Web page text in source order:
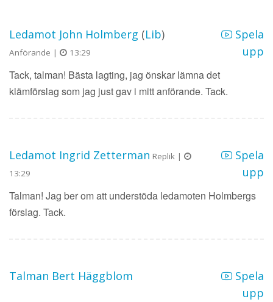
Ledamot John Holmberg (Lib)
Anförande | 13:29
Spela
upp
Tack, talman! Bästa lagting, jag önskar lämna det
klämförslag som jag just gav i mitt anförande. Tack.
Ledamot Ingrid Zetterman Replik |
13:29
Spela
upp
Talman! Jag ber om att understöda ledamoten Holmbergs
förslag. Tack.
Talman Bert Häggblom
Spela
upp